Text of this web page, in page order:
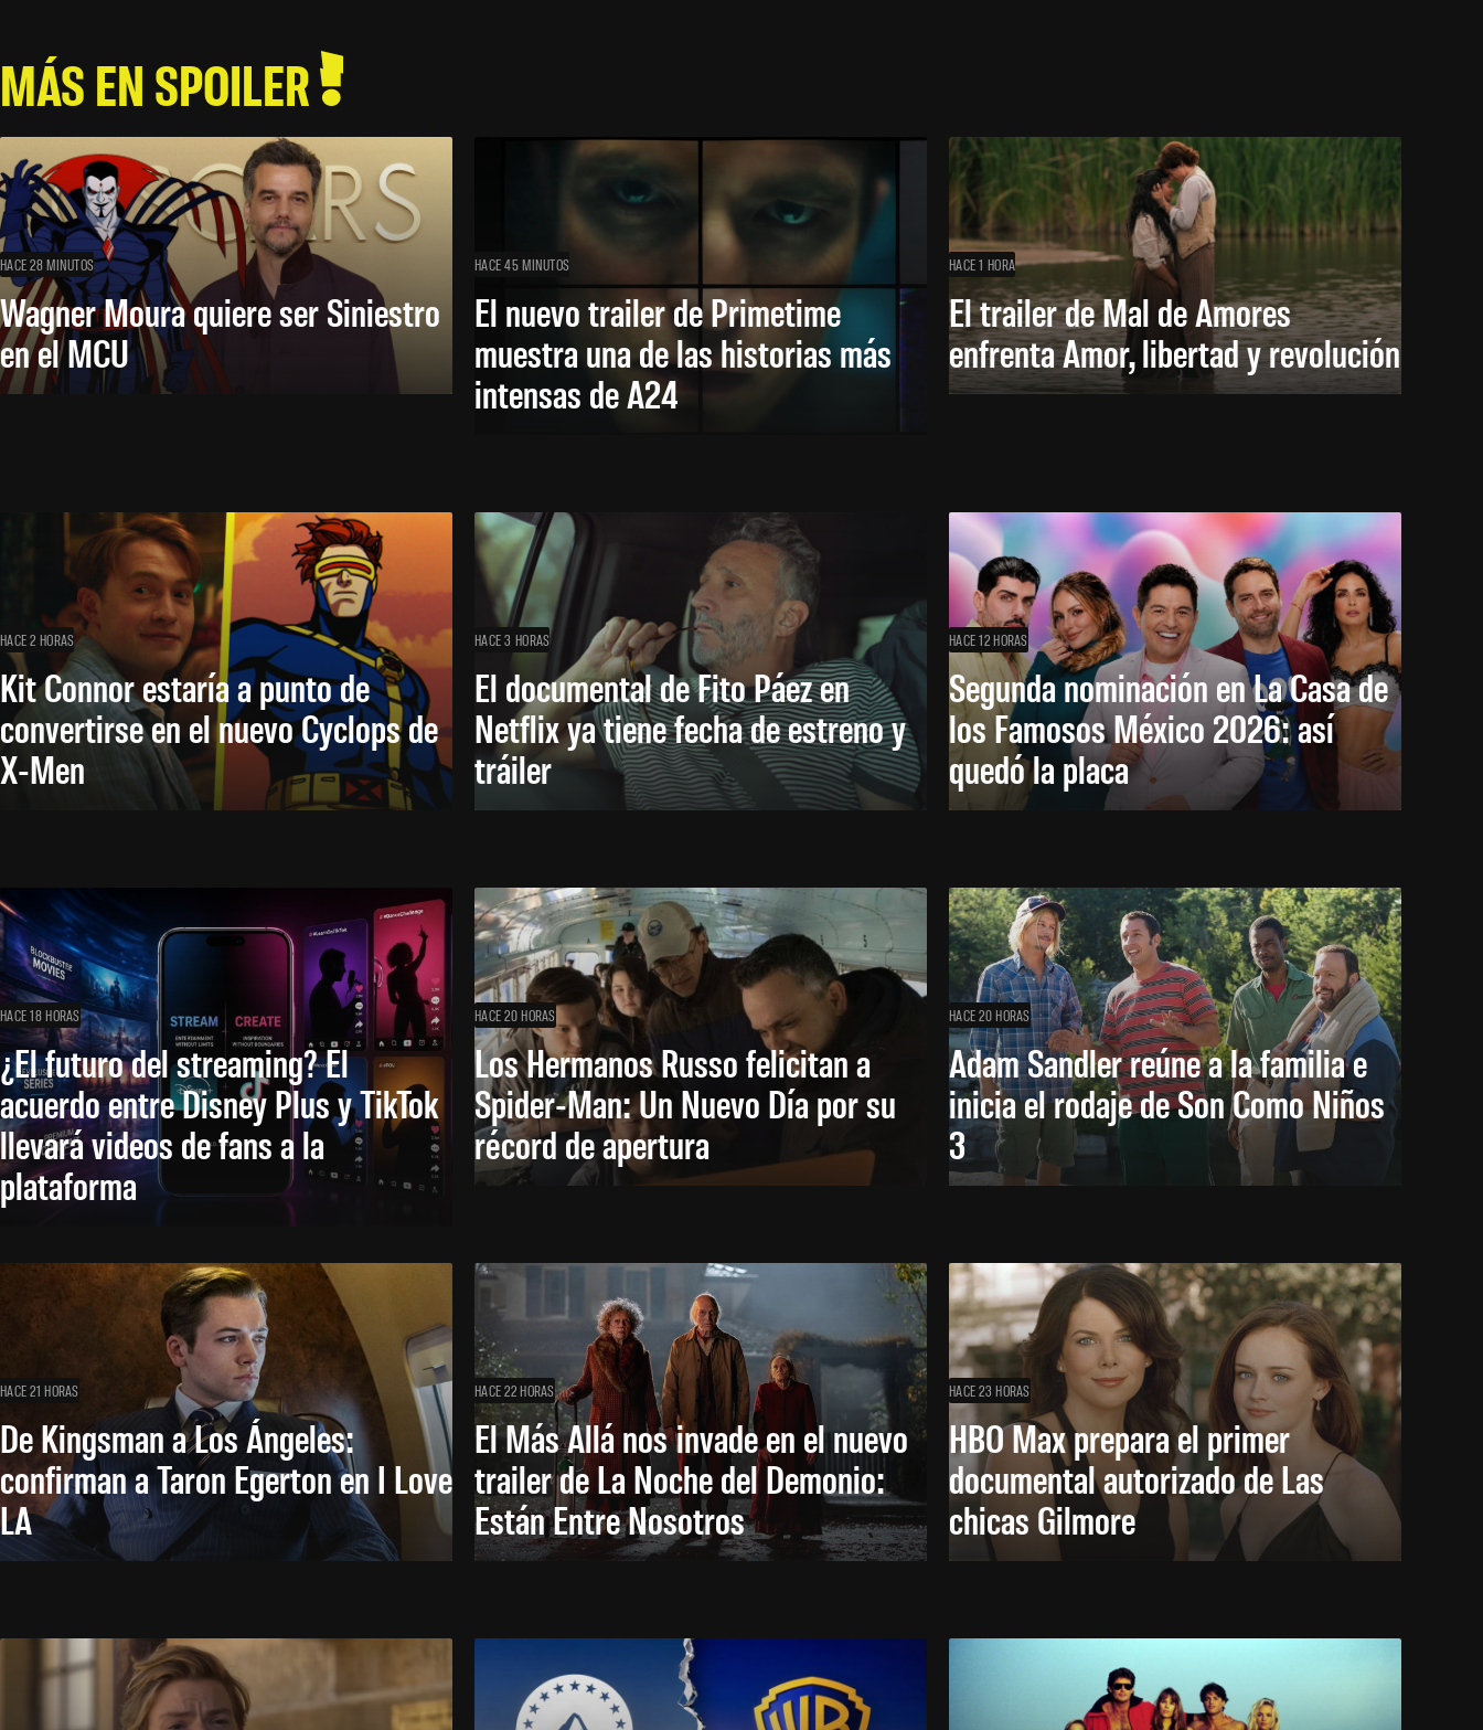
MÁS EN SPOILER
HACE 28 MINUTOS
Wagner Moura quiere ser Siniestro
en el MCU
HACE 45 MINUTOS
El nuevo trailer de Primetime
muestra una de las historias más
intensas de A24
HACE 1 HORA
El trailer de Mal de Amores
enfrenta Amor, libertad y revolución
HACE 2 HORAS
Kit Connor estaría a punto de
convertirse en el nuevo Cyclops de
X-Men
HACE 3 HORAS
El documental de Fito Páez en
Netflix ya tiene fecha de estreno y
tráiler
HACE 12 HORAS
Segunda nominación en La Casa de
los Famosos México 2026: así
quedó la placa
HACE 18 HORAS
¿El futuro del streaming? El
acuerdo entre Disney Plus y TikTok
llevará videos de fans a la
plataforma
HACE 20 HORAS
Los Hermanos Russo felicitan a
Spider-Man: Un Nuevo Día por su
récord de apertura
HACE 20 HORAS
Adam Sandler reúne a la familia e
inicia el rodaje de Son Como Niños
3
HACE 21 HORAS
De Kingsman a Los Ángeles:
confirman a Taron Egerton en I Love
LA
HACE 22 HORAS
El Más Allá nos invade en el nuevo
trailer de La Noche del Demonio:
Están Entre Nosotros
HACE 23 HORAS
HBO Max prepara el primer
documental autorizado de Las
chicas Gilmore